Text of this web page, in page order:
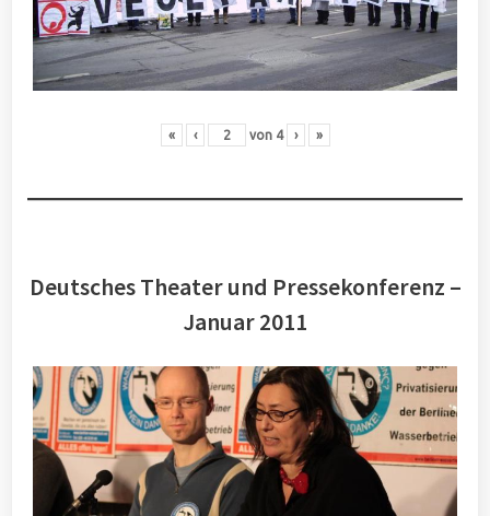
« ‹ von 4 › »
Deutsches Theater und Pressekonferenz –
Januar 2011